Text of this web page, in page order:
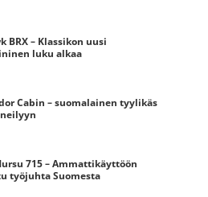
BRX – Klassikon uusi
luku alkaa
Cabin – suomalainen tyylikäs
715 – Ammattikäyttöön
työjuhta Suomesta